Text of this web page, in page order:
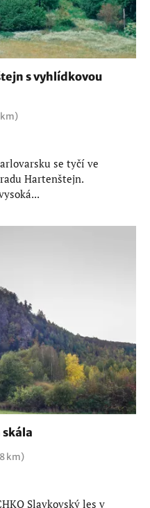
s vyhlídkovou
km)
se tyčí ve
Hartenštejn.
skála
km)
Slavkovský les v